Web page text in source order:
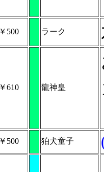
￥500 ラーク
￥610 龍神皇
￥500 狛犬童子